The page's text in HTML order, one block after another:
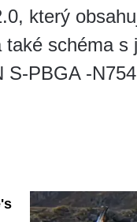
který
schéma s
PBGA -